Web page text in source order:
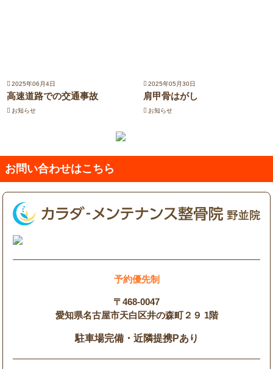
2025年06月4日
高速道路での交通事故
お知らせ
2025年05月30日
肩甲骨はがし
お知らせ
お問い合わせはこちら
予約優先制
〒468-0047
愛知県名古屋市天白区井の森町２９ 1階
駐車場完備・近隣提携Pあり